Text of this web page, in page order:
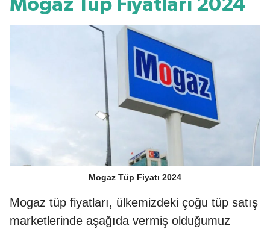
Mogaz Tüp Fiyatları 2024
Mogaz Tüp Fiyatı 2024
Mogaz tüp fiyatları, ülkemizdeki çoğu tüp satış
marketlerinde aşağıda vermiş olduğumuz